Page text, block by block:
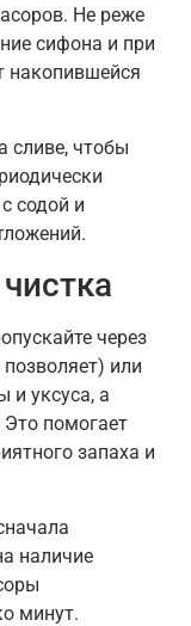
Не реже
сифона и при
накопившейся
сливе, чтобы
содой и
через
или
и уксуса, а
помогает
запаха и
наличие
минут.